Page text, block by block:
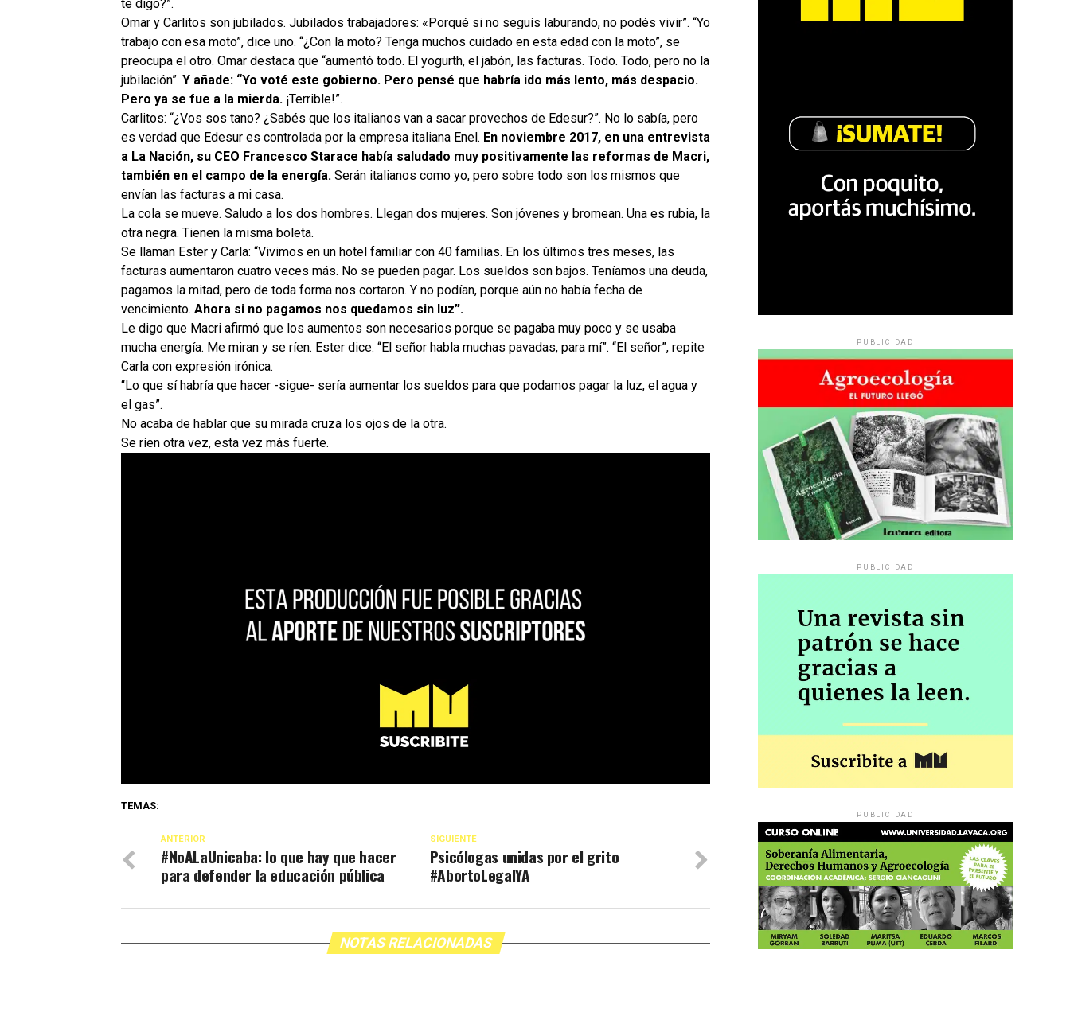
te digo?”.
Omar y Carlitos son jubilados. Jubilados trabajadores: «Porqué si no seguís laburando, no podés vivir”. “Yo
trabajo con esa moto”, dice uno. “¿Con la moto? Tenga muchos cuidado en esta edad con la moto”, se
preocupa el otro. Omar destaca que “aumentó todo. El yogurth, el jabón, las facturas. Todo. Todo, pero no la
jubilación”. Y añade: “Yo voté este gobierno. Pero pensé que habría ido más lento, más despacio.
Pero ya se fue a la mierda. ¡Terrible!”.
Carlitos: “¿Vos sos tano? ¿Sabés que los italianos van a sacar provechos de Edesur?”. No lo sabía, pero
es verdad que Edesur es controlada por la empresa italiana Enel. En noviembre 2017, en una entrevista
a La Nación, su CEO Francesco Starace había saludado muy positivamente las reformas de Macri,
también en el campo de la energía. Serán italianos como yo, pero sobre todo son los mismos que
envían las facturas a mi casa.
La cola se mueve. Saludo a los dos hombres. Llegan dos mujeres. Son jóvenes y bromean. Una es rubia, la
otra negra. Tienen la misma boleta.
Se llaman Ester y Carla: “Vivimos en un hotel familiar con 40 familias. En los últimos tres meses, las
facturas aumentaron cuatro veces más. No se pueden pagar. Los sueldos son bajos. Teníamos una deuda,
pagamos la mitad, pero de toda forma nos cortaron. Y no podían, porque aún no había fecha de
vencimiento. Ahora si no pagamos nos quedamos sin luz”.
Le digo que Macri afirmó que los aumentos son necesarios porque se pagaba muy poco y se usaba
mucha energía. Me miran y se ríen. Ester dice: “El señor habla muchas pavadas, para mí”. “El señor”, repite
Carla con expresión irónica.
“Lo que sí habría que hacer -sigue- sería aumentar los sueldos para que podamos pagar la luz, el agua y
el gas”.
No acaba de hablar que su mirada cruza los ojos de la otra.
Se ríen otra vez, esta vez más fuerte.
TEMAS:
SIGUIENTE
Psicólogas unidas por el grito
#AbortoLegalYA
ANTERIOR
#NoALaUnicaba: lo que hay que hacer
para defender la educación pública
NOTAS RELACIONADAS
PUBLICIDAD
PUBLICIDAD
PUBLICIDAD